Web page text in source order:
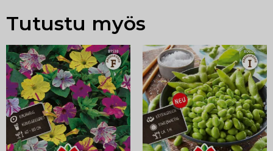
Tutustu myös